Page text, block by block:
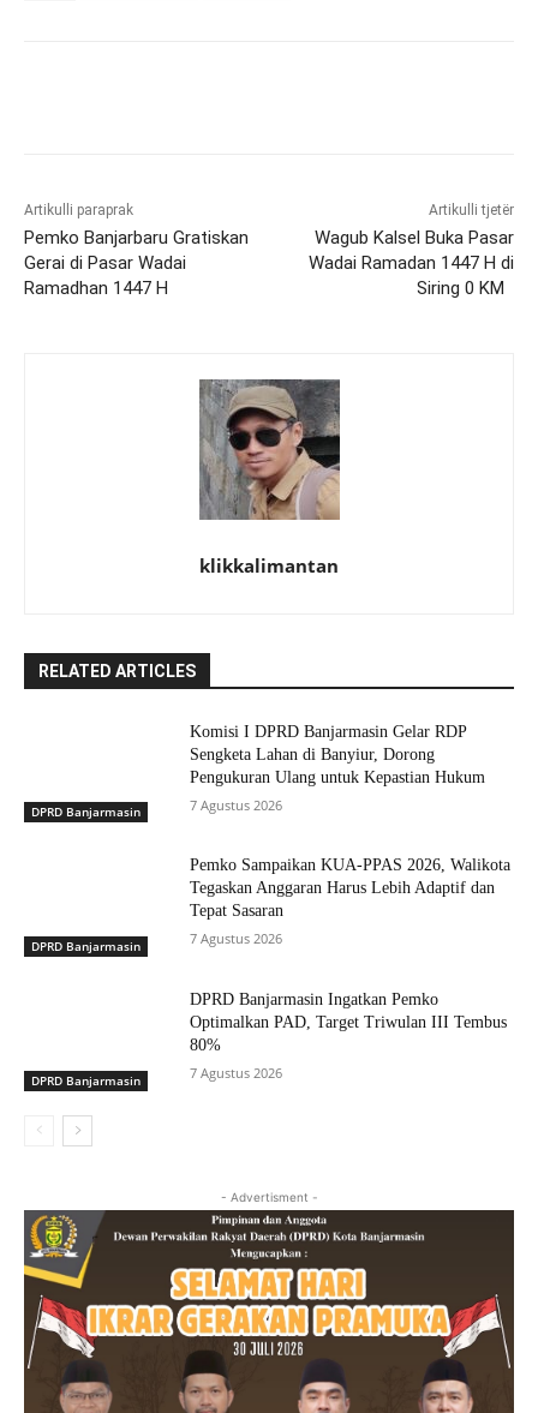
Artikulli paraprak
Pemko Banjarbaru Gratiskan
Gerai di Pasar Wadai
Ramadhan 1447 H
Artikulli tjetër
Wagub Kalsel Buka Pasar
Wadai Ramadan 1447 H di
Siring 0 KM
klikkalimantan
RELATED ARTICLES
DPRD Banjarmasin
Komisi I DPRD Banjarmasin Gelar RDP
Sengketa Lahan di Banyiur, Dorong
Pengukuran Ulang untuk Kepastian Hukum
7 Agustus 2026
DPRD Banjarmasin
Pemko Sampaikan KUA-PPAS 2026, Walikota
Tegaskan Anggaran Harus Lebih Adaptif dan
Tepat Sasaran
7 Agustus 2026
DPRD Banjarmasin
DPRD Banjarmasin Ingatkan Pemko
Optimalkan PAD, Target Triwulan III Tembus
80%
7 Agustus 2026
- Advertisment -